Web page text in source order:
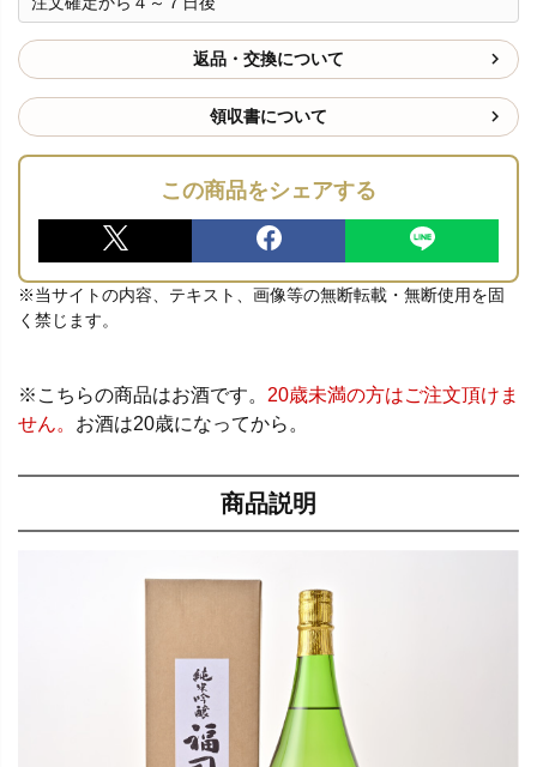
返品・交換について
領収書について
この商品をシェアする
※当サイトの内容、テキスト、画像等の無断転載・無断使用を固
く禁じます。
※こちらの商品はお酒です。 20歳未満の方はご注文頂けま
せん。 お酒は20歳になってから。
商品説明